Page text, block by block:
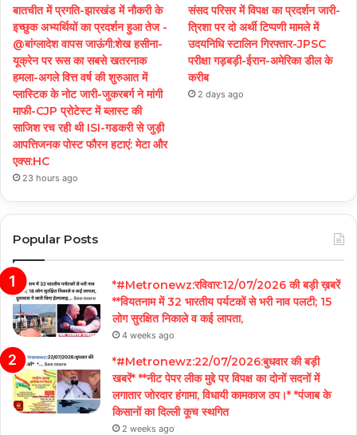
बातचीत में प्रगति-झारखंड में नौकरी के
इच्छुक अभ्यर्थियों का प्रदर्शन हुआ तेज -
@बांग्लादेश वापस जाऊंगी:शेख हसीना-
यूक्रेन पर रूस का सबसे खतरनाक
हमला-अगले वित्त वर्ष की शुरुआत में
प्लास्टिक के नोट जारी-जुकरबर्ग ने मांगी
माफी-CJP प्रोटेस्ट में ब्लास्ट की
साजिश रच रही थी ISI-गडकरी से जुड़ी
आपत्तिजनक पोस्ट फौरन हटाएं: मेटा और
एक्स:HC
23 hours ago
संसद परिसर में विपक्ष का प्रदर्शन जारी-
त्रिशा पर दो अर्थी टिप्पणी मामले में
उदयनिधि स्टालिन गिरफ्तार-JPSC
परीक्षा गड़बड़ी-ईरान-अमेरिका डील के
करीब
2 days ago
Popular Posts
*#Metronewz:रविवार:12/07/2026 की बड़ी ख़बरें
**वियतनाम में 32 भारतीय पर्यटकों से भरी नाव पलटी; 15
लोग सुरक्षित निकाले व कई लापता,
4 weeks ago
*#Metronewz:22/07/2026:बुधवार की बड़ी
खबरें* **नीट पेपर लीक मुद्दे पर विपक्ष का दोनों सदनों में
लगातार जोरदार हंगामा, विधायी कामकाज ठप।* *पंजाब के
किसानों का दिल्ली कूच स्थगित
2 weeks ago